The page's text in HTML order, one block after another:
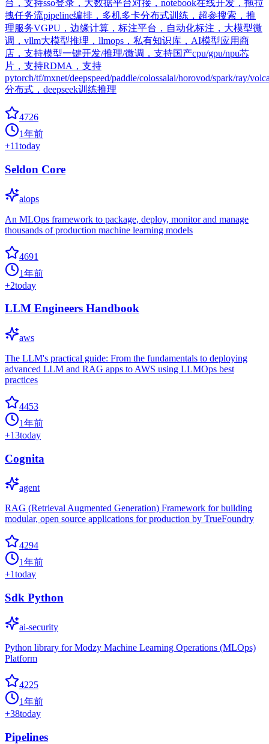
台，支持sso登录，大数据平台对接，notebook在线开发，拖拉
拽任务流pipeline编排，多机多卡分布式训练，超参搜索，推
理服务VGPU，边缘计算，标注平台，自动化标注，大模型微
调，vllm大模型推理，llmops，私有知识库，AI模型应用商
店，支持模型一键开发/推理/微调，支持国产cpu/gpu/npu芯
片，支持RDMA，支持
pytorch/tf/mxnet/deepspeed/paddle/colossalai/horovod/spark/ray/
分布式，deepseek训练推理
4726
1年前
+11today
Seldon Core
aiops
An MLOps framework to package, deploy, monitor and manage
thousands of production machine learning models
4691
1年前
+2today
LLM Engineers Handbook
aws
The LLM's practical guide: From the fundamentals to deploying
advanced LLM and RAG apps to AWS using LLMOps best
practices
4453
1年前
+13today
Cognita
agent
RAG (Retrieval Augmented Generation) Framework for building
modular, open source applications for production by TrueFoundry
4294
1年前
+1today
Sdk Python
ai-security
Python library for Modzy Machine Learning Operations (MLOps)
Platform
4225
1年前
+38today
Pipelines